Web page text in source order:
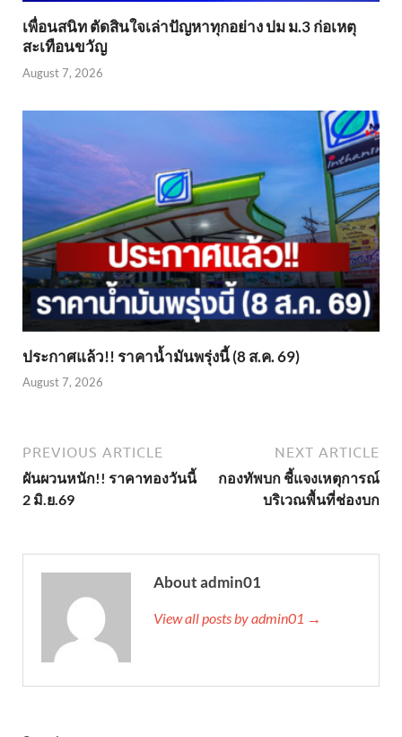
เพื่อนสนิท ตัดสินใจเล่าปัญหาทุกอย่าง ปม ม.3 ก่อเหตุ
สะเทือนขวัญ
August 7, 2026
ประกาศแล้ว!! ราคาน้ำมันพรุ่งนี้ (8 ส.ค. 69)
August 7, 2026
PREVIOUS ARTICLE
ผันผวนหนัก!! ราคาทองวันนี้
2 มิ.ย.69
NEXT ARTICLE
กองทัพบก ชี้แจงเหตุการณ์
บริเวณพื้นที่ช่องบก
About admin01
View all posts by admin01 →